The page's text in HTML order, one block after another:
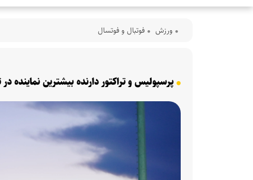
ورزش فوتبال و فوتسال
پرسپولیس و تراکتور دارنده بیشترین